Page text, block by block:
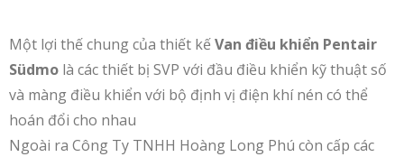
Một lợi thế chung của thiết kếVan điều khiển Pentair
Südmo là các thiết bị SVP với đầu điều khiển kỹ thuật số
và màng điều khiển với bộ định vị điện khí nén có thể
hoán đổi cho nhau
Ngoài ra Công Ty TNHH Hoàng Long Phú còn cấp các